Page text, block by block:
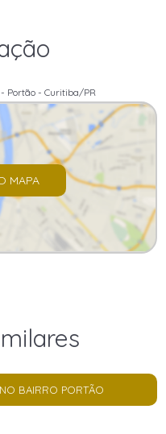
- Portão - Curitiba/PR
MAPA
BAIRRO PORTÃO